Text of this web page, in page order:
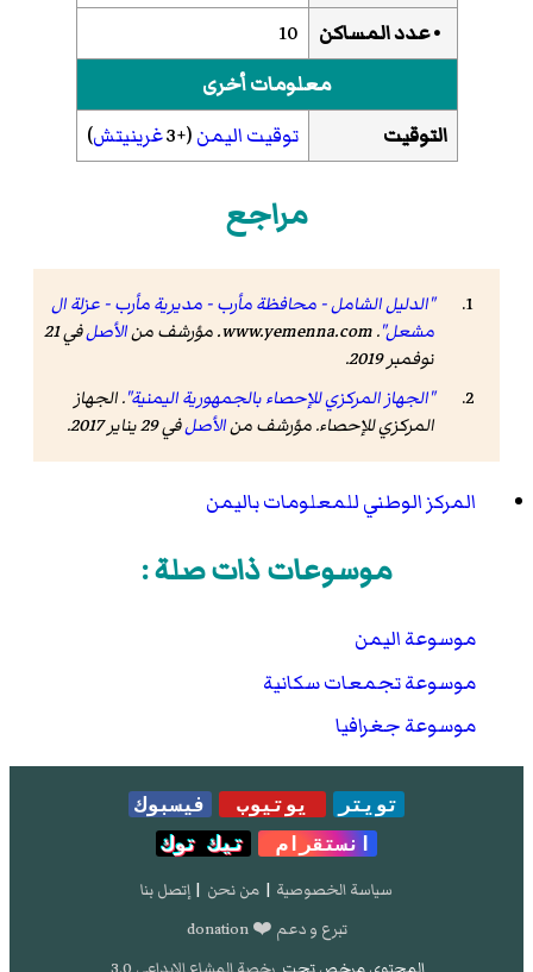
• عدد المساكن
10
معلومات أخرى
التوقيت
توقيت اليمن(+3 غرينيتش)
مراجع
"الدليل الشامل - محافظة مأرب - مديرية مأرب - عزلة ال
مشعل".
www.yemenna.com. مؤرشف منالأصل
في 21
نوفمبر 2019
.
"الجهاز المركزي للإحصاء بالجمهورية اليمنية". الجهاز
المركزي للإحصاء. مؤرشف منالأصلفي 29 يناير 2017 .
المركز الوطني للمعلومات باليمن
موسوعات ذات صلة :
موسوعة اليمن
موسوعة تجمعات سكانية
موسوعة جغرافيا
تويتر يوتيوب
فيسبوك
انستقرام
تيك توك
سياسة الخصوصية | من نحن | إتصل بنا
تبرع و دعم ❤️ donation